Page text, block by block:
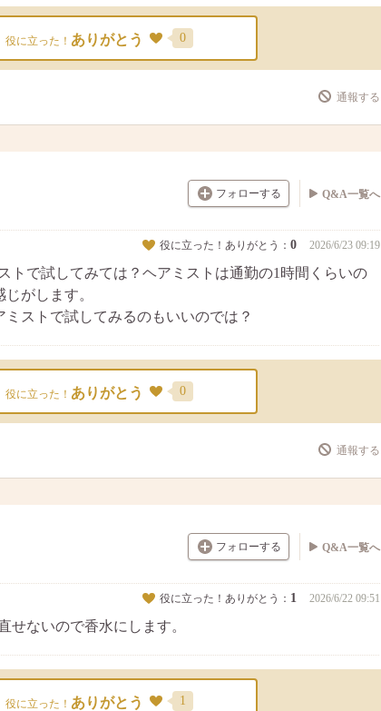
役に立った！ ありがとう 0
通報する
フォローする Q&A一覧へ
役に立った！ありがとう： 0 2026/6/23 09:19
トで試してみては？ヘアミストは通勤の1時間くらいの
がします。
ストで試してみるのもいいのでは？
役に立った！ ありがとう 0
通報する
フォローする Q&A一覧へ
役に立った！ありがとう： 1 2026/6/22 09:51
せないので香水にします。
役に立った！ ありがとう 1